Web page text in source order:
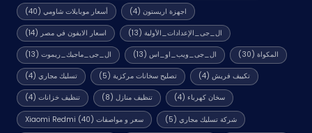
أسعار موبايلات شاومي(40) اجهزة اريستون (4)
اسعار الايفون في مصر (14) ال_جى_الإعدادات_الأولية (13)
ال_جى_ماجيك_ريموت(13) ال_جى_ويب_او_اس (13) المكواة (30)
تسليك مجاري(4) تصليح سخانات مركزية (5) تكييف فريش (4)
تنظيف خزانات(4) تنظيف منازل (8) سخان كهرباء (4)
سعر و مواصفات Xiaomi Redmi (40) شركة تسليك مجاري (5)